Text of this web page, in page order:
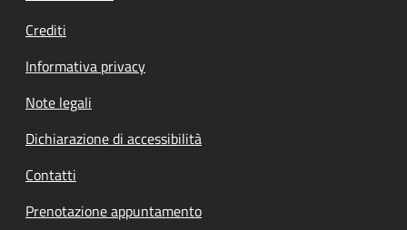
Crediti
Informativa privacy
Note legali
Dichiarazione di accessibilità
Contatti
Prenotazione appuntamento